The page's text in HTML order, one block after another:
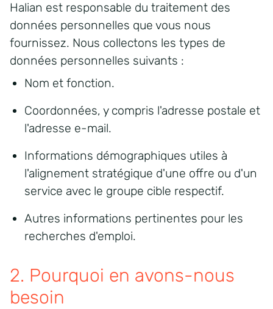
Halian est responsable du traitement des
données personnelles que vous nous
fournissez. Nous collectons les types de
données personnelles suivants :
Nom et fonction.
Coordonnées, y compris l'adresse postale et
l'adresse e-mail.
Informations démographiques utiles à
l'alignement stratégique d'une offre ou d'un
service avec le groupe cible respectif.
Autres informations pertinentes pour les
recherches d'emploi.
2. Pourquoi en avons-nous
besoin